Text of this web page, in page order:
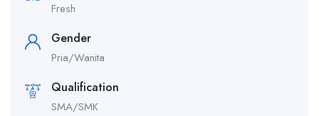
Fresh
Gender
Pria/Wanita
Qualification
SMA/SMK